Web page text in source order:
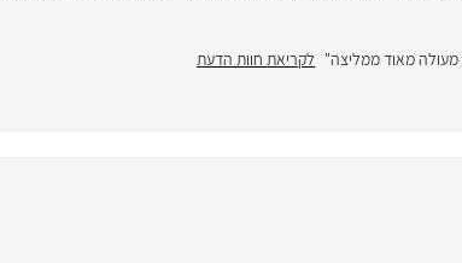
מעולה מאוד ממליצה" לקריאת חוות הדעת